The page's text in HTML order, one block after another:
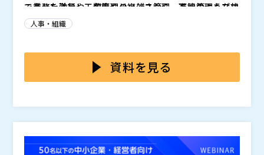
で業務を遂行し、収支やリソース管理、進捗管理もプロ
ジェクト単位で行うことが多く見られます。 プロジェ
す。 そのため、プロジェクトの収益性を把握するため
には、工数の適切な管理や見える化が重要となります。
容も異なることで、工数管理のベースとなる勤怠の入力
などが複雑になり管理が行いにくいといった課題が発生
します。
こうした勤怠や工数管理の複雑さから、下記のような状
況が散見されます。 ・複数のプロジェクトを掛け持つ
がそこなわれやすい ・エクセル（Excel）や自社独自の
システムで工数管理をしており、工数と勤怠の整合性を
内容を見ながら工数を登録するなど、同じような内容を
再度入力する手間が発生する こうした状況が続くと、
プロジェクトの収益性を正確に且つリアルタイムに把握
できないといった弊害や、数値を入力するメンバーの疲
おける勤怠や工数管理の課題やそれによる弊害を回避す
るツールとして、「チムスピ勤怠・チムスピ工数」をご
様に導入いただき、課題の解消を行ってきた実績があ
り、労務管理の徹底やガバナンス強化の推進をサポート
いたします。 ・勤怠管理と工数管理がバラバラで、労
務費の集計に手間がかかっている ・IPOを見据え、残業
株式会社オープンソース活用研究所（） マジセミ株式
会社（） ※共催、協賛、協力、講演企業は将来的に追
加、削除される可能性があります。
人事・組織
資料を見る